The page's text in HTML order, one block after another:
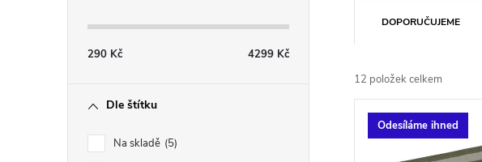
290 Kč 4299 Kč
Dle štítku
Na skladě 5
a
z
e
DOPORUČUJEME
12 položek celkem
VOdesíláme ihned